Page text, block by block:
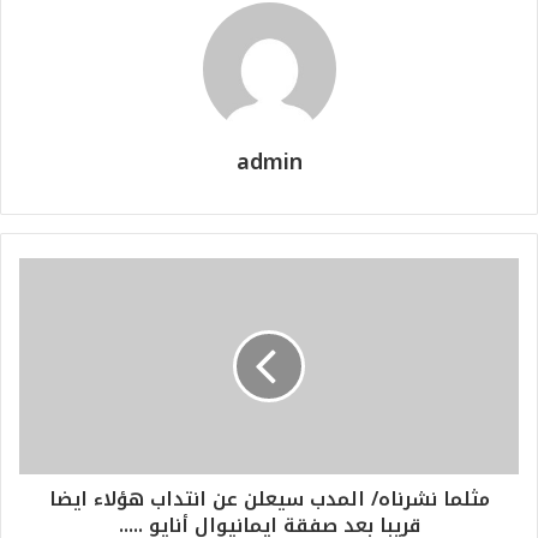
admin
مثلما نشرناه/ المدب سيعلن عن انتداب هؤلاء ايضا
قريبا بعد صفقة ايمانيوال أنايو .....